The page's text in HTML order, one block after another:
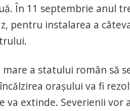
În 11 septembrie anul
pentru instalarea a
a statului român să
orașului va fi
extinde. Severienii vor